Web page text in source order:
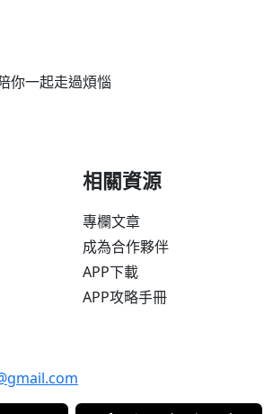
你一起走過煩惱
相關資源
專欄文章
成為合作夥伴
APP下載
APP攻略手冊